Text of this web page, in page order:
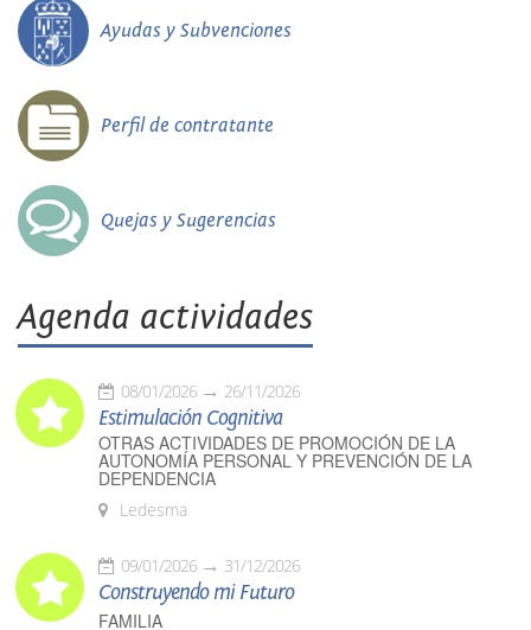
Ayudas y Subvenciones
Perfil de contratante
Quejas y Sugerencias
Agenda actividades
08/01/2026 26/11/2026
Estimulación Cognitiva
OTRAS ACTIVIDADES DE PROMOCIÓN DE LA
AUTONOMÍA PERSONAL Y PREVENCIÓN DE LA
DEPENDENCIA
Ledesma
09/01/2026 31/12/2026
Construyendo mi Futuro
FAMILIA